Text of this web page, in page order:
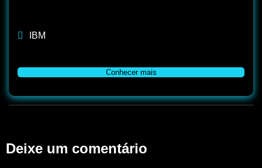
IBM
Conhecer mais
Deixe um comentário